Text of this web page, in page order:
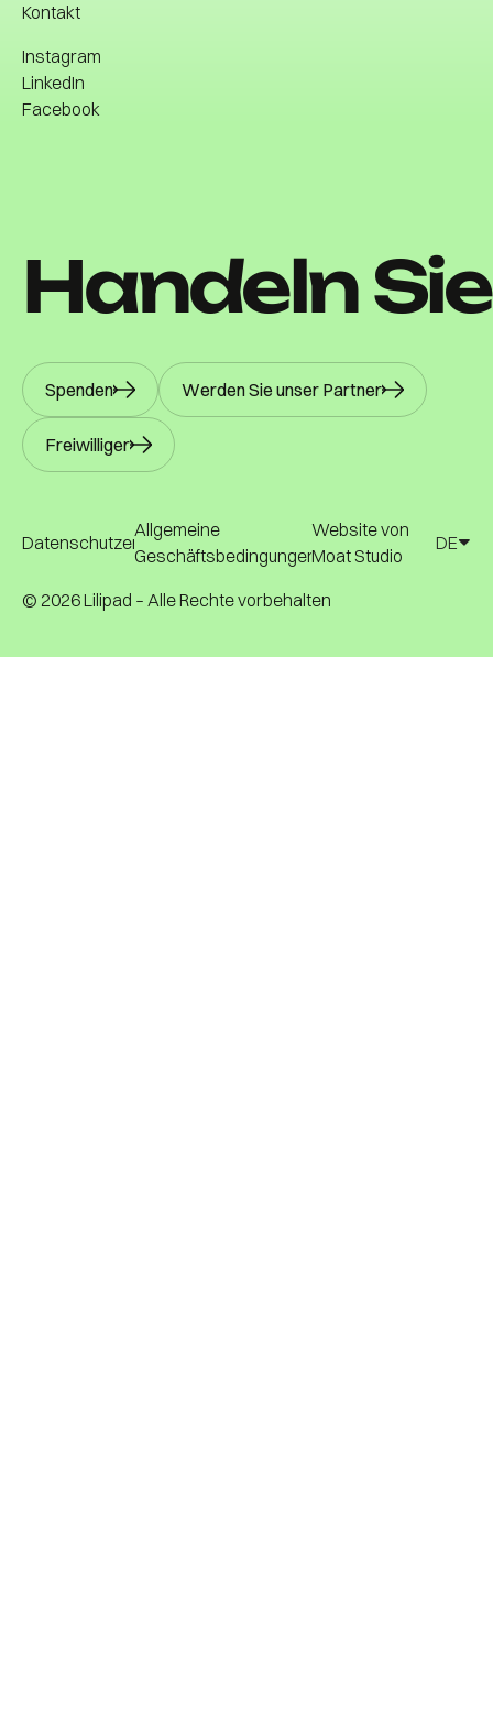
Bibliotheken
Auswirkungen
Kontakt
Kontakt
Instagram
Instagram
LinkedIn
Facebook
HandelnSie
Spenden Werden Sie unser Partner
Freiwilliger
© 2026Lilipad – Alle Rechte vorbehalten
Datenschutzerklärung
Datenschutzerklärung
Allgemeine
Geschäftsbedingungen
Website von
Moat Studio
DE